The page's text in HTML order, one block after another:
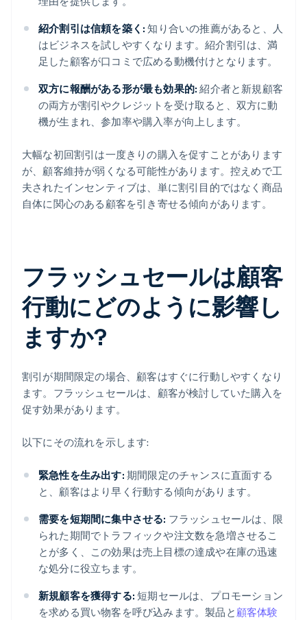
紹介割引は信頼を築く: 知り合いの推薦があると、人
はビジネスを試しやすくなります。紹介割引は、満
足した顧客が口コミで広める動機付けとなります。
双方に報酬がある形が最も効果的: 紹介者と新規顧客
の両方が割引やクレジットを受け取ると、双方に動
機が生まれ、参加率や購入率が向上します。
大幅な初回割引は一度きりの購入を促すことがあります
が、顧客維持が弱くなる可能性があります。控えめで工
夫されたインセンティブは、単に割引目的ではなく商品
自体に関心のある顧客を引き寄せる傾向があります。
フラッシュセールは顧客
行動にどのように影響し
ますか?
割引が期間限定の場合、顧客はすぐに行動しやすくなり
ます。フラッシュセールは、顧客が検討していた購入を
促す効果があります。
以下にその流れを示します:
緊急性を生み出す: 期間限定のチャンスに直面する
と、顧客はより早く行動する傾向があります。
需要を短期間に集中させる: フラッシュセールは、限
られた期間でトラフィックや注文数を急増させるこ
とが多く、この効果は売上目標の達成や在庫の迅速
な処分に役立ちます。
新規顧客を獲得する: 短期セールは、プロモーション
を求める買い物客を呼び込みます。製品と 顧客体験